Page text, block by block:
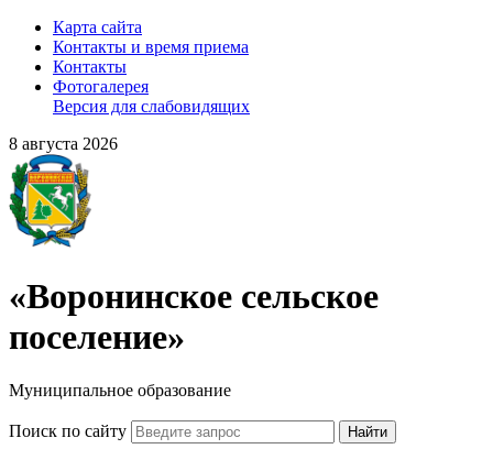
Карта сайта
Контакты и время приема
Контакты
Фотогалерея
Версия для слабовидящих
8 августа 2026
«Воронинское сельское
поселение»
Муниципальное образование
Поиск по сайту Найти